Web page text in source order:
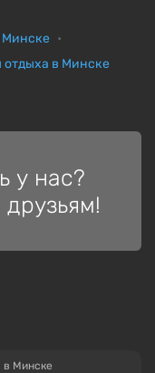
Минске
отдыха в Минске
у нас?
в Минске